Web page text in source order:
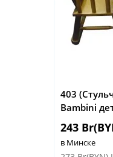
403
Bambini
243
в Минске